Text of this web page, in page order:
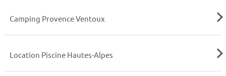
Camping Provence Ventoux
Location Piscine Hautes-Alpes